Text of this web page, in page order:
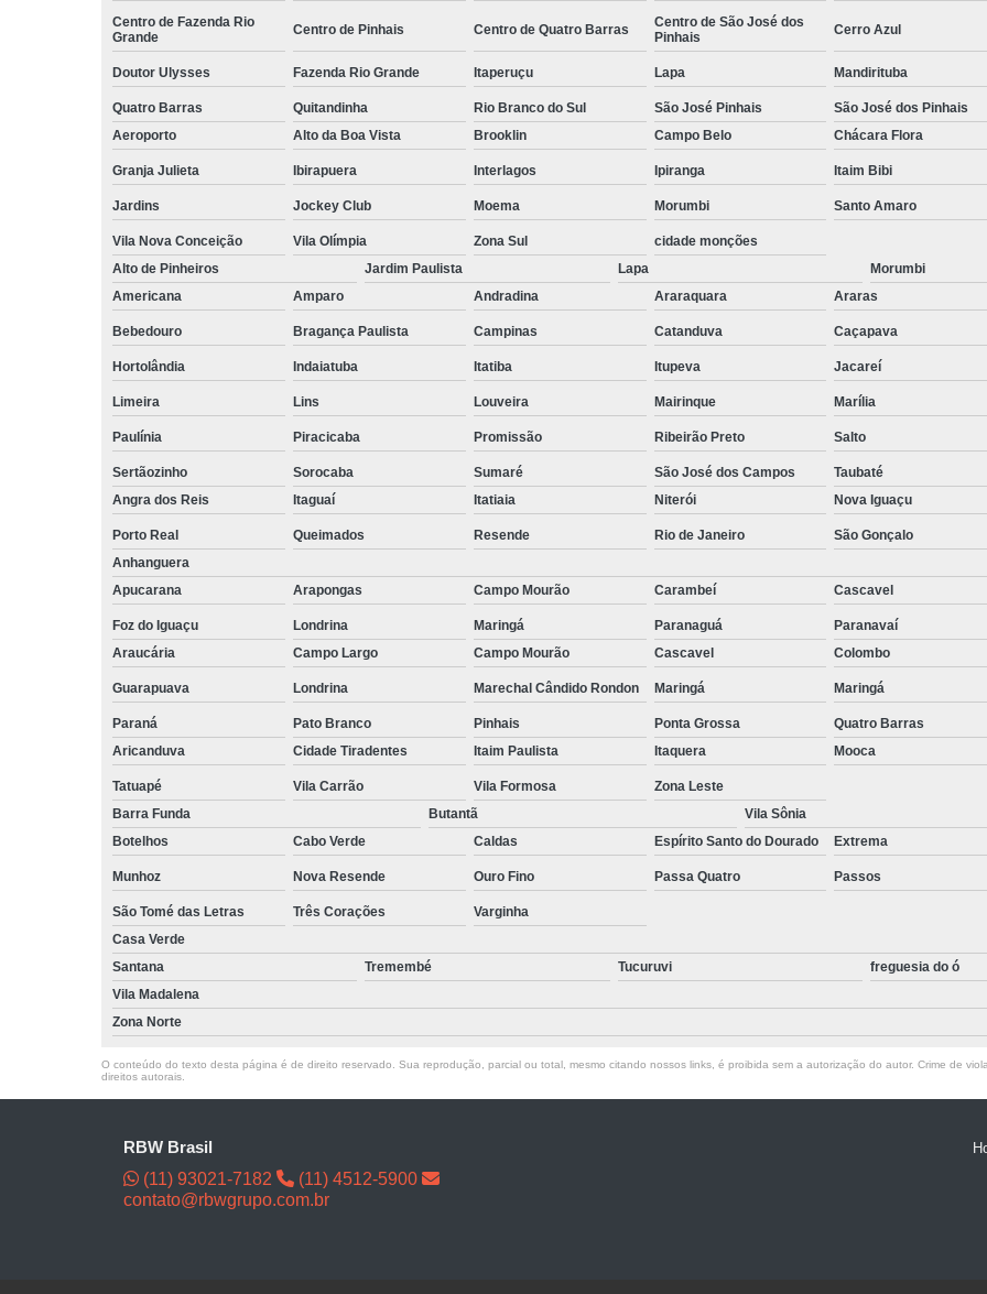
Terceirização de
almoxarifes
Terceirização de
cargas e
descargas
Terceirização de
conferentes
Terceirização de
empilhadeiras
Terceirização de
empilhadeiristas
facilities
Terceirização de
limpezas
Terceirização de
movimentação
de cargas
Terceirização de
Terceirizações
de mão de obra
Empresa de Jardinagem
Empresa
Empresa de
Empresa de Paisagismo
Empresa
Empresa
Empresa Jardinagem e
Empresa
Empresa de
Empresa de Recrutamento
Empresa de
Empresa de
Empresa de
Empresa de
Empresa
Empresa
Empresa
Empresa
Empresa
Empresa de
Empresa de
Empresa
Empresa de
Empresa Terceirização
Empresa
Empresa de
Empresa de
Empresa de
Empresa de
Empresa
Centro de Fazenda Rio
Grande
Centro de Pinhais Centro de Quatro Barras
Centro de São José dos
Pinhais
Cerro Azul
Doutor Ulysses Fazenda Rio Grande Itaperuçu Lapa Mandirituba
Quatro Barras Quitandinha Rio Branco do Sul São José Pinhais São José dos Pinhais
Aeroporto
Alto da Boa Vista Brooklin Campo Belo Chácara Flora
Granja Julieta Ibirapuera Interlagos Ipiranga Itaim Bibi
Jardins Jockey Club Moema Morumbi Santo Amaro
Vila Nova Conceição Vila Olímpia Zona Sul
cidade monções
Alto de Pinheiros
Jardim Paulista Lapa Morumbi
Americana
Amparo Andradina Araraquara Araras
Bebedouro Bragança Paulista Campinas Catanduva Caçapava
Hortolândia Indaiatuba Itatiba Itupeva Jacareí
Limeira Lins Louveira Mairinque Marília
Paulínia Piracicaba Promissão Ribeirão Preto Salto
Sertãozinho Sorocaba Sumaré São José dos Campos Taubaté
Angra dos Reis
Itaguaí Itatiaia Niterói Nova Iguaçu
Porto Real Queimados Resende Rio de Janeiro São Gonçalo
Anhanguera
Apucarana
Arapongas Campo Mourão Carambeí Cascavel
Foz do Iguaçu Londrina Maringá Paranaguá Paranavaí
Araucária
Campo Largo Campo Mourão Cascavel Colombo
Guarapuava Londrina Marechal Cândido Rondon Maringá Maringá
Paraná Pato Branco Pinhais Ponta Grossa Quatro Barras
Aricanduva
Cidade Tiradentes Itaim Paulista Itaquera Mooca
Tatuapé Vila Carrão Vila Formosa
Zona Leste
Barra Funda
Butantã Vila Sônia
Botelhos
Cabo Verde Caldas Espírito Santo do Dourado Extrema
Munhoz Nova Resende Ouro Fino Passa Quatro Passos
São Tomé das Letras Três Corações
Varginha
Casa Verde
Santana
Tremembé Tucuruvi freguesia do ó
Vila Madalena
Zona Norte
O conteúdo do texto desta página é de direito reservado. Sua reprodução, parcial ou total, mesmo citando nossos links, é proibida sem a autorização do autor. Crime de
direitos autorais
RBW Brasil
(11) 93021-7182
(11) 4512-5900
contato@rbwgrupo.com.br